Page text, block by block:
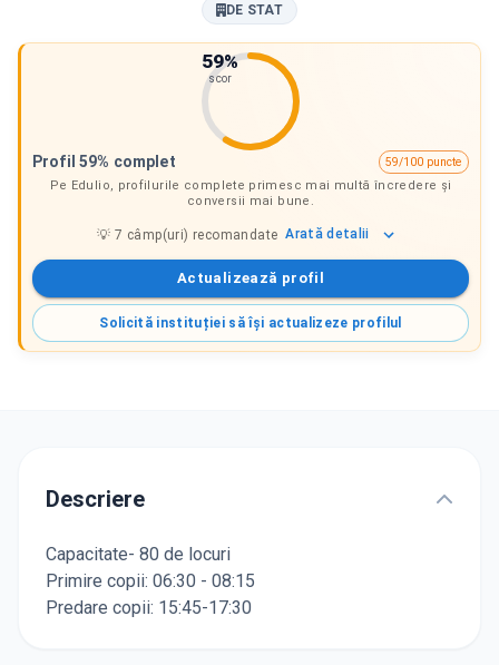
DE STAT
59%
scor
Profil 59% complet
59/100 puncte
Pe Edulio, profilurile complete primesc mai multă încredere și
conversii mai bune.
💡7 câmp(uri) recomandate Arată detalii
Actualizează profil
Solicită instituției să își actualizeze profilul
Descriere
Capacitate- 80 de locuri
Primire copii: 06:30 - 08:15
Predare copii: 15:45-17:30